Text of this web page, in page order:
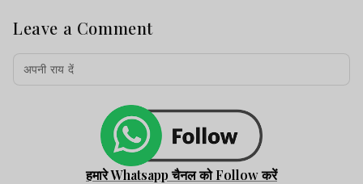
Leave a Comment
हमारे Whatsapp चैनल को Follow करें